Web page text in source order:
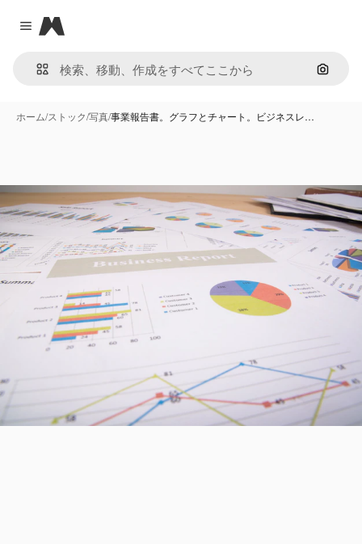
Close menu
Magnific
画像で
ホーム/ストック/写真/事業報告書。グラフとチャート。ビジネスレ…